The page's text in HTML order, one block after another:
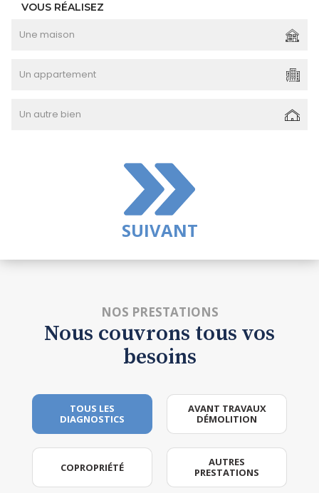
VOUS RÉALISEZ
Une maison
Un appartement
Un autre bien
SUIVANT
NOS PRESTATIONS
Nous couvrons tous vos
besoins
TOUS LES
DIAGNOSTICS
AVANT TRAVAUX
DÉMOLITION
COPROPRIÉTÉ
AUTRES
PRESTATIONS